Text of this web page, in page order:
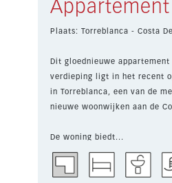
Plaats: Torreblanca - Costa
Dit gloednieuwe
verdieping ligt in het recent
in Torreblanca, een van de
nieuwe woonwijken aan de
De woning biedt...